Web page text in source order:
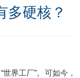
多硬核？
界工厂”。可如今，